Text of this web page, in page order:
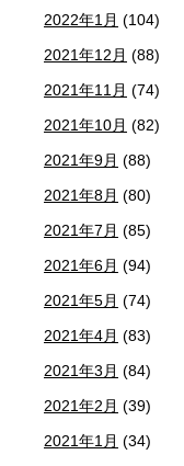
2022年1月 (104)
2021年12月 (88)
2021年11月 (74)
2021年10月 (82)
2021年9月 (88)
2021年8月 (80)
2021年7月 (85)
2021年6月 (94)
2021年5月 (74)
2021年4月 (83)
2021年3月 (84)
2021年2月 (39)
2021年1月 (34)